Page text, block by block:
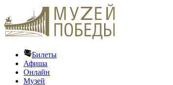
Билеты
Афиша
Онлайн
Музей